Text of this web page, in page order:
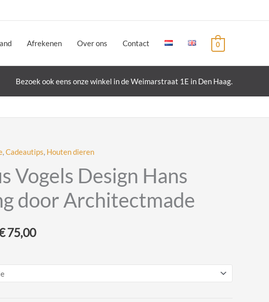
Afrekenen Over ons Contact 0
Bezoek ook eens onze winkel in de Weimarstraat 1E in Den Haag.
,Cadeautips, Houten dieren
Vogels Design Hans
door Architectmade
75,00Prijsklasse: